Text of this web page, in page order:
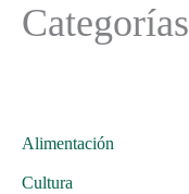
Categorías
Alimentación
Cultura